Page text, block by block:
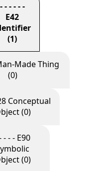
- - - - - -
E42
(1)
(0)
(0)
(0)